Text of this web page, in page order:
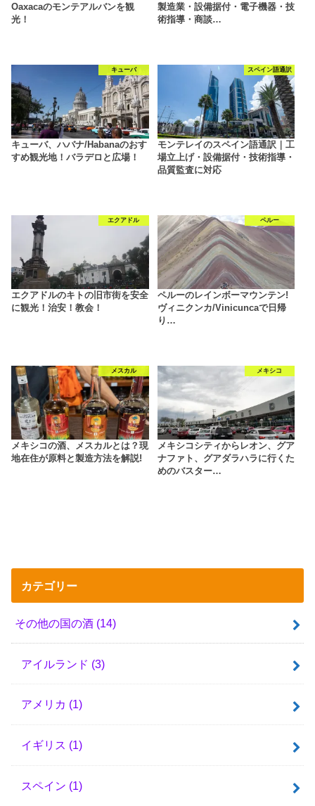
Oaxacaのモンテアルバンを観
光！
製造業・設備据付・電子機器・技
術指導・商談…
キューバ
キューバ、ハバナ/Habanaのおす
すめ観光地！バラデロと広場！
スペイン語通訳
モンテレイのスペイン語通訳｜工
場立上げ・設備据付・技術指導・
品質監査に対応
エクアドル
エクアドルのキトの旧市街を安全
に観光！治安！教会！
ペルー
ペルーのレインボーマウンテン!
ヴィニクンカ/Vinicuncaで日帰
り…
メスカル
メキシコの酒、メスカルとは？現
地在住が原料と製造方法を解説!
メキシコ
メキシコシティからレオン、グア
ナファト、グアダラハラに行くた
めのバスター…
カテゴリー
その他の国の酒 (14)
アイルランド (3)
アメリカ (1)
イギリス (1)
スペイン (1)